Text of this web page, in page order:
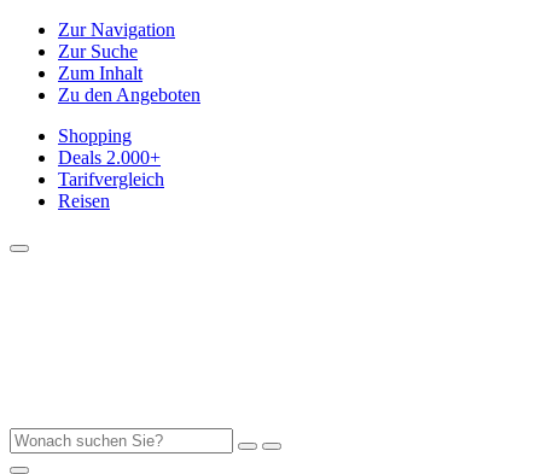
Zur Navigation
Zur Suche
Zum Inhalt
Zu den Angeboten
Shopping
Deals 2.000+
Tarifvergleich
Reisen